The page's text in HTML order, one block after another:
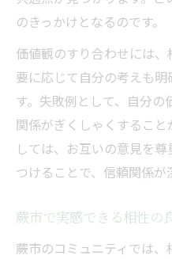
のきっかけとなるのです。
価値観のすり合わせには
要に応じて自分の考えも
す。失敗例として、自分
関係がぎくしゃくするこ
しては、お互いの意見を
つけることで、信頼関係が
蕨市で実感できる相性の
蕨市のコミュニティでは